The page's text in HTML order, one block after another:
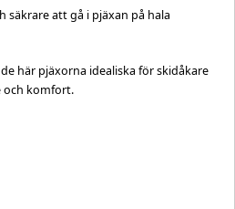
säkrare att gå i pjäxan på hala
här pjäxorna idealiska för skidåkare
och komfort.